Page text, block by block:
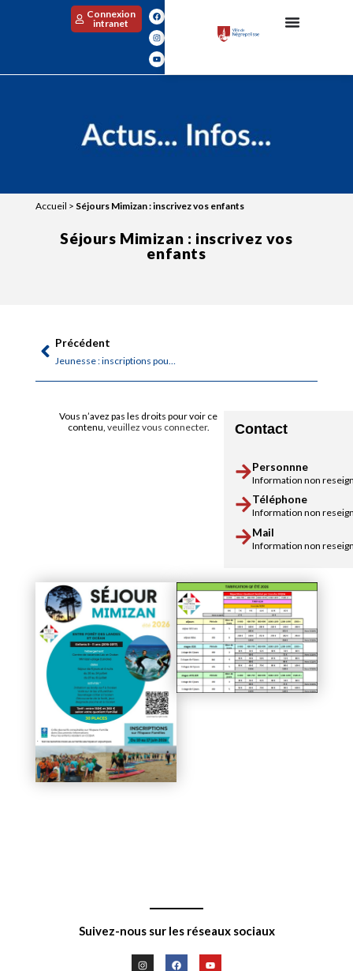
Connexion
intranet
Accueil > Séjours Mimizan : inscrivez vos enfants
Séjours Mimizan : inscrivez vos
enfants
Précédent
Jeunesse : inscriptions pour les vacances d’été 2026
Vous n’avez pas les droits pour voir ce
contenu, veuillez vous connecter. Contact
Personnne
Information non
Téléphone
Information non
Mail
Information non
Suivez-nous sur les réseaux sociaux